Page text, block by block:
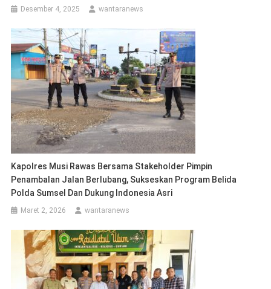
Desember 4, 2025 wantaranews
Kapolres Musi Rawas Bersama Stakeholder Pimpin
Penambalan Jalan Berlubang, Sukseskan Program Belida
Polda Sumsel Dan Dukung Indonesia Asri
Maret 2, 2026 wantaranews